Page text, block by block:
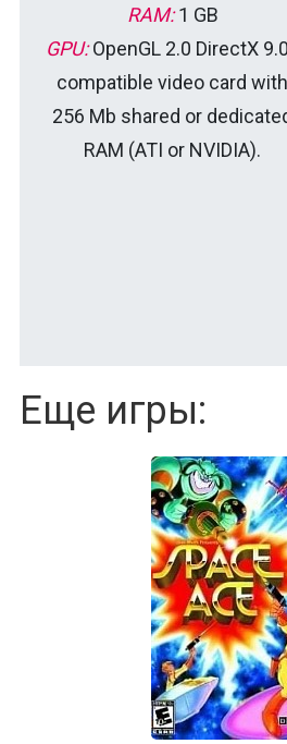
RAM:1 GB
GPU:OpenGL 2.0 DirectX
compatible video card with
256 Mb shared or
RAM (ATI or NVIDIA).
Еще игры: